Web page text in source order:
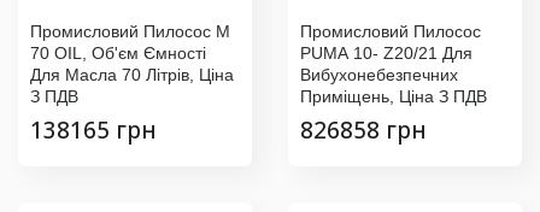
Промисловий Пилосос M
70 OIL, Об'єм Ємності
Для Масла 70 Літрів, Ціна
З ПДВ
138165 грн
Промисловий Пилосос
PUMA 10- Z20/21 Для
Вибухонебезпечних
Приміщень, Ціна З ПДВ
826858 грн